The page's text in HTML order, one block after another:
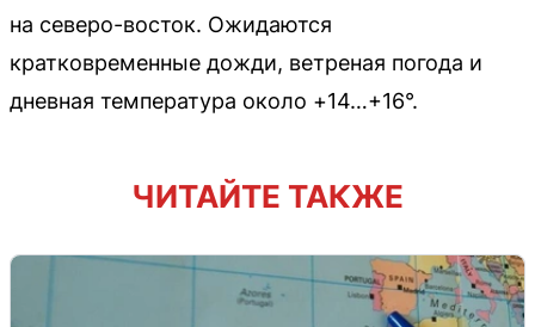
на северо-восток. Ожидаются
кратковременные дожди, ветреная погода и
дневная температура около +14…+16°.
ЧИТАЙТЕ ТАКЖЕ